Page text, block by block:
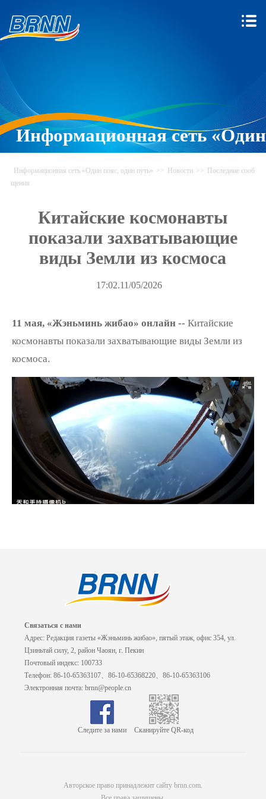
Информационная сеть «Один
пояс, один путь»
Информационная сеть «Один пояс, один путь» >> Новости >> Последние сооб
щения
Китайские космонавты
показали захватывающие
виды Земли из космоса
17:02.11/05/2026
11 мая, «Жэньминь жибао» онлайн -- Китайские
космонавты показали захватывающие виды Земли из
космоса.
Связаться с нами
Адрес: Редакция газеты «Жэньминь жибао», пятый этаж, офис 354, ул.
Цзиньтай силу, 2, район Чаоян, г. Пекин
Почтовый индекс: 100733
Телефон: 86-10-65363107、86-10-65368220、86-10-65363106
Электронная почта: brnn@people.cn
Следите за нами Сканируйте QR-код
Авторское право принадлежит сайту brnn.com.